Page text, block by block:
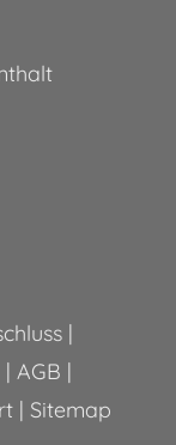
|
| AGB |
| Sitemap